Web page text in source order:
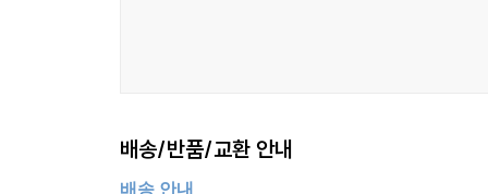
배송/반품/교환 안내
배송 안내